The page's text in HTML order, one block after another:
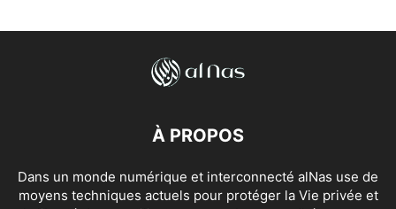
À PROPOS
Dans un monde numérique et interconnecté alNas use de
moyens techniques actuels pour protéger la Vie privée et